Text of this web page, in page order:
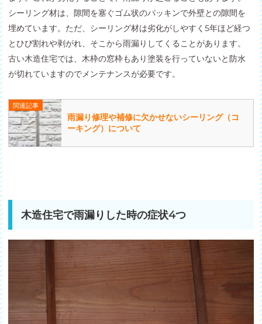
シーリング材は、隙間を塞ぐゴム状のパッキンで外壁との隙間を
埋めています。ただ、シーリング材は劣化がしやすく5年ほど経つ
とひび割れや剥がれ、そこから雨漏りしてくることがあります。
古い木造住宅では、木枠の窓枠もあり塗装を行っていないと防水
が切れていますのでメンテナンスが必要です。
関連記事
雨漏り修理や補修に欠かせないシーリング（コ
ーキング）について
木造住宅で雨漏りした時の症状4つ